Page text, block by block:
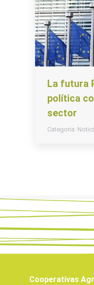
La futura
política
sector
Categoria:
Cooperativas